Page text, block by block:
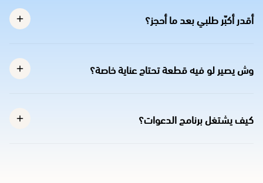
أقدر أكبّر طلبي بعد ما أحجز؟
وش يصير لو فيه قطعة تحتاج عناية خاصة؟
كيف يشتغل برنامج الدعوات؟